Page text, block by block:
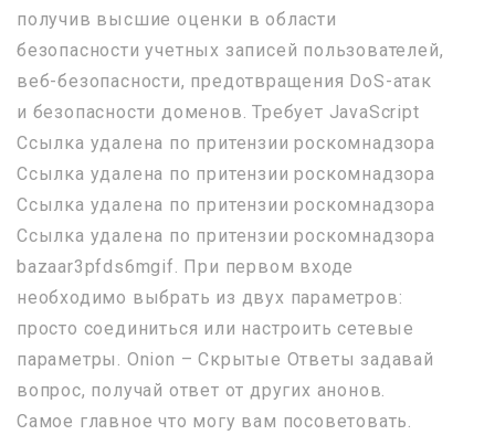
получив высшие оценки в области
безопасности учетных записей пользователей,
веб-безопасности, предотвращения DoS-атак
и безопасности доменов. Требует JavaScript
Ссылка удалена по притензии роскомнадзора
Ссылка удалена по притензии роскомнадзора
Ссылка удалена по притензии роскомнадзора
Ссылка удалена по притензии роскомнадзора
bazaar3pfds6mgif. При первом входе
необходимо выбрать из двух параметров:
просто соединиться или настроить сетевые
параметры. Onion – Скрытые Ответы задавай
вопрос, получай ответ от других анонов.
Самое главное что могу вам посоветовать.